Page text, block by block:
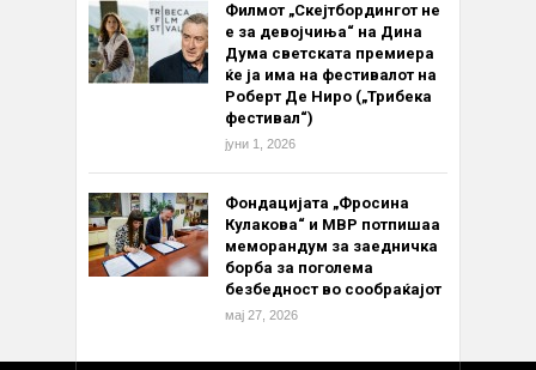
Филмот „Скејтбордингот не
е за девојчиња“ на Дина
Дума светската премиера
ќе ја има на фестивалот на
Роберт Де Ниро („Трибека
фестивал“)
јуни 1, 2026
Фондацијата „Фросина
Кулакова“ и МВР потпишаа
меморандум за заедничка
борба за поголема
безбедност во сообраќајот
мај 27, 2026